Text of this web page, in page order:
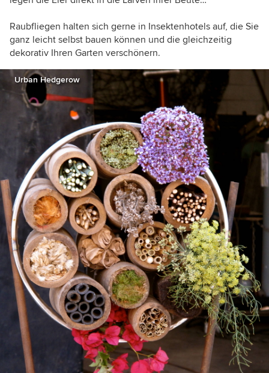
Raubfliegen halten sich gerne in Insektenhotels auf, die Sie
ganz leicht selbst bauen können und die gleichzeitig
dekorativ Ihren Garten verschönern.
Urban Hedgerow